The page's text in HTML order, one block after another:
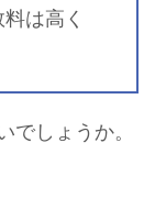
は高く
でしょうか。